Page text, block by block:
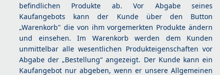
befindlichen Produkte ab. Vor Abgabe seines
Kaufangebots kann der Kunde über den Button
„Warenkorb" die von ihm vorgemerkten Produkte ändern
und einsehen. Im Warenkorb werden dem Kunden
unmittelbar alle wesentlichen Produkteigenschaften vor
Abgabe der „Bestellung“ angezeigt. Der Kunde kann ein
Kaufangebot nur abgeben, wenn er unsere Allgemeinen